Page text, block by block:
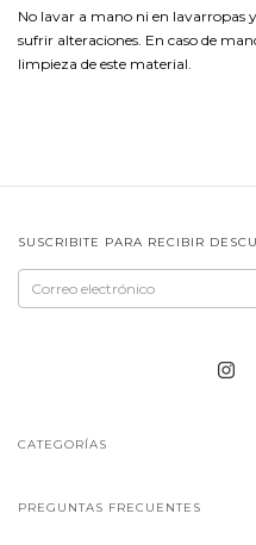
No lavar a mano ni en lavarropas
sufrir alteraciones. En caso de
limpieza de este material.
SUSCRIBITE PARA RECIBIR
CATEGORÍAS
PREGUNTAS FRECUENTES